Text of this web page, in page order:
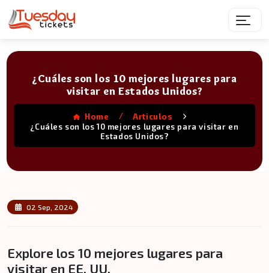
¿Cuáles son los 10 mejores lugares para
visitar en Estados Unidos?
Home /
Articulos
¿Cuáles son los 10 mejores lugares para visitar en
Estados Unidos?
02 Sep, 2024
Explore los 10 mejores lugares para
visitar en EE. UU.